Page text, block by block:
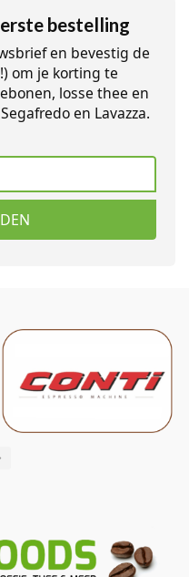
bestelling
en bevestig de
om je korting te
losse thee en
en Lavazza.